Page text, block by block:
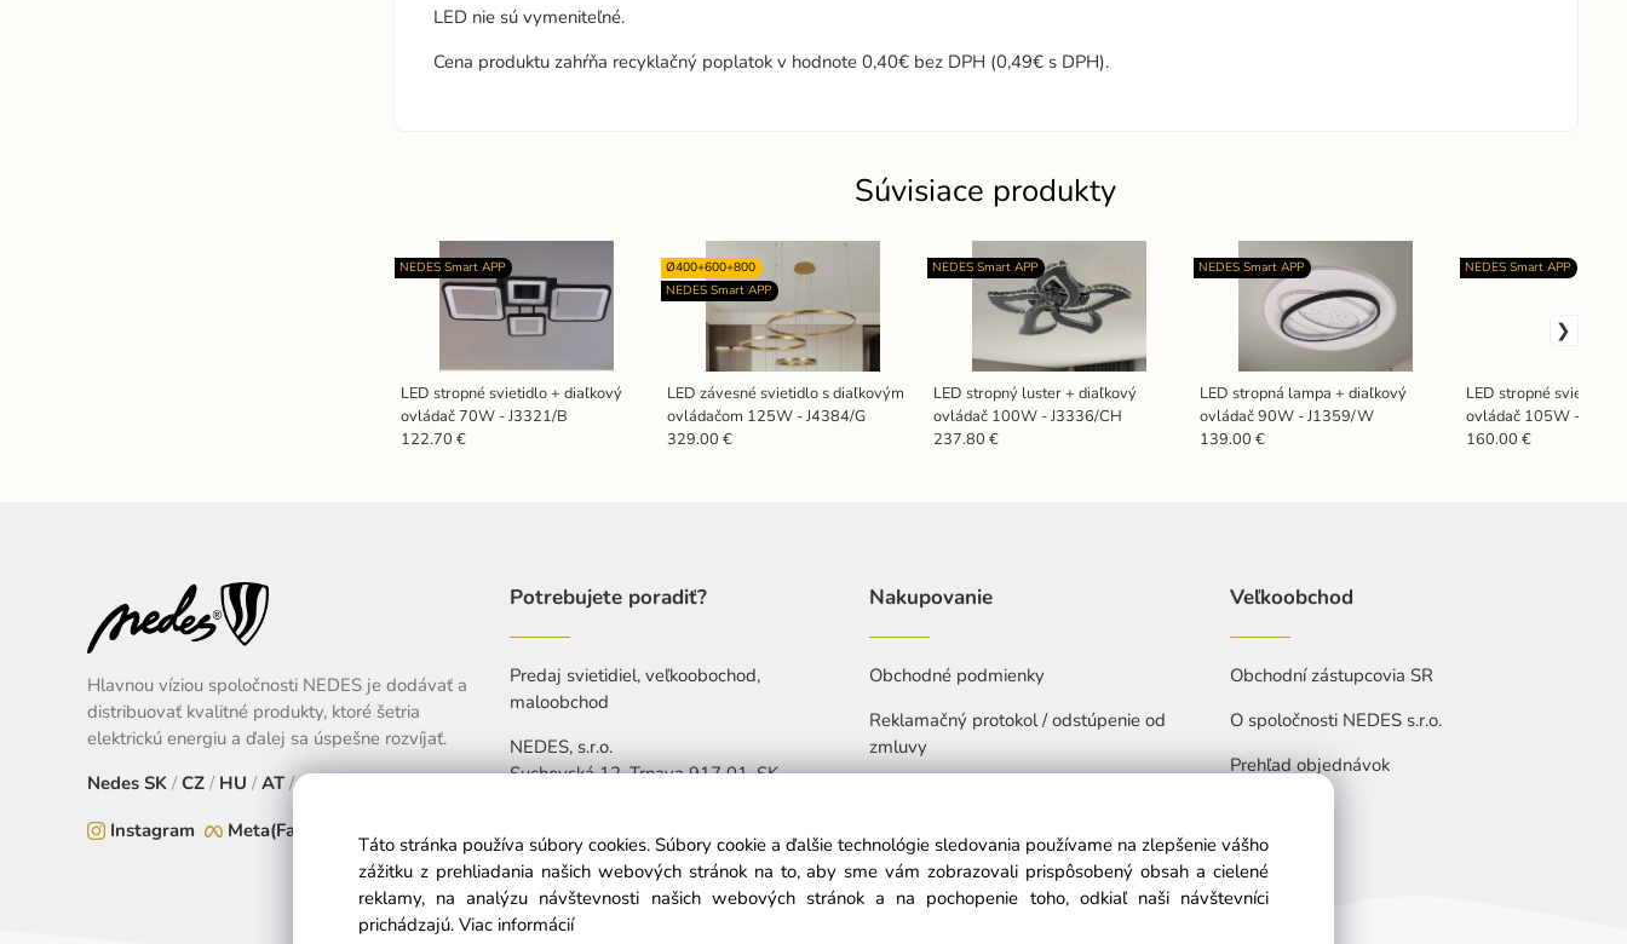
LED nie sú vymeniteľné.
Cena produktu zahŕňa recyklačný poplatok v hodnote 0,40€ bez DPH (0,49€ s DPH).
Súvisiace produkty
LED stropné svietidlo + diaľkový
ovládač 70W - J3321/B
NEDES Smart APP
122.70 €
LED závesné svietidlo s diaľkovým
ovládačom 125W - J4384/G
Ø400+600+800
NEDES Smart APP
329.00 €
LED stropný luster + diaľkový
ovládač 100W - J3336/CH
NEDES Smart APP
237.80 €
LED stropná lampa + diaľkový
ovládač 90W - J1359/W
NEDES Smart APP
139.00 €
LED stropné svietidlo
ovládač 105W -
NEDES Smart APP
160.00 €
Hlavnou víziou spoločnosti NEDES je dodávať a
distribuovať kvalitné produkty, ktoré šetria
elektrickú energiu a ďalej sa úspešne rozvíjať.
Nedes SK / CZ / HU / AT /EU
Instagram
Meta(Facebook)
Potrebujete poradiť?
Predaj svietidiel, veľkoobochod,
maloobchod
NEDES, s.r.o.
Suchovská 12, Trnava 917 01, SK
Pon-Pia: 7:30-15:30
info@nedes.sk
Nakupovanie
Obchodné podmienky
Reklamačný protokol / odstúpenie od
zmluvy
Vyhlásenie o prístupnosti
Veľkoobchod
Obchodní zástupcovia SR
O spoločnosti NEDES s.r.o.
Prehľad objednávok
Táto stránka používa súbory cookies. Súbory cookie a ďalšie technológie sledovania používame na zlepšenie vášho
zážitku z prehliadania našich webových stránok na to, aby sme vám zobrazovali prispôsobený obsah a cielené
reklamy, na analýzu návštevnosti našich webových stránok a na pochopenie toho, odkiaľ naši návštevníci
prichádzajú. Viac informácií